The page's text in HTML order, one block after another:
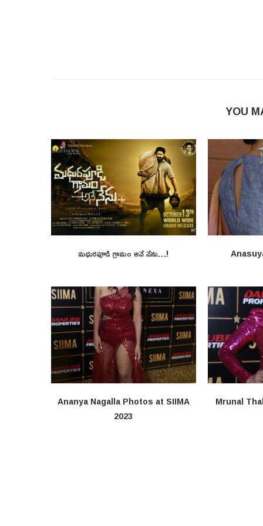
YOU
మధురపూడి గ్రామం అనే నేను…!
Ananya Nagalla Photos at SIIMA
2023
Mrunal